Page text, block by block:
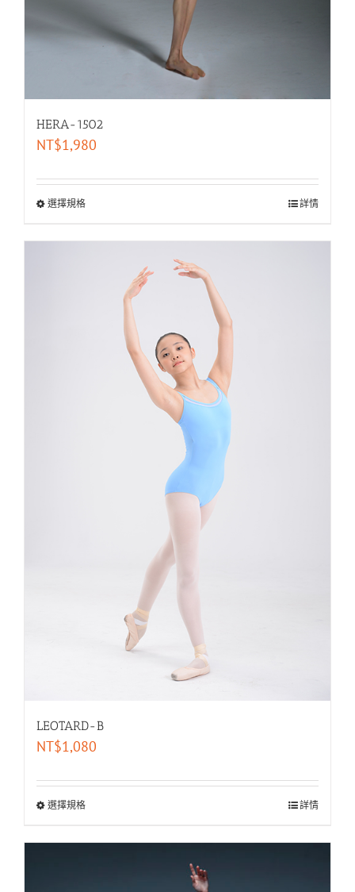
HERA-1502
NT$1,980
選擇規格 詳情
LEOTARD-B
NT$1,080
選擇規格 詳情